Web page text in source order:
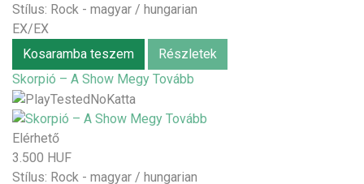
Stílus: Rock - magyar / hungarian
EX/EX
Kosaramba teszem
Részletek
Skorpió – A Show Megy Tovább
Elérhető
3.500 HUF
Stílus: Rock - magyar / hungarian